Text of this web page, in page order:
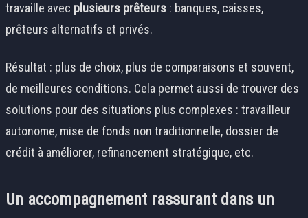
travaille avec plusieurs prêteurs : banques, caisses,
prêteurs alternatifs et privés.
Résultat : plus de choix, plus de comparaisons et souvent,
de meilleures conditions. Cela permet aussi de trouver des
solutions pour des situations plus complexes : travailleur
autonome, mise de fonds non traditionnelle, dossier de
crédit à améliorer, refinancement stratégique, etc.
Un accompagnement rassurant dans un